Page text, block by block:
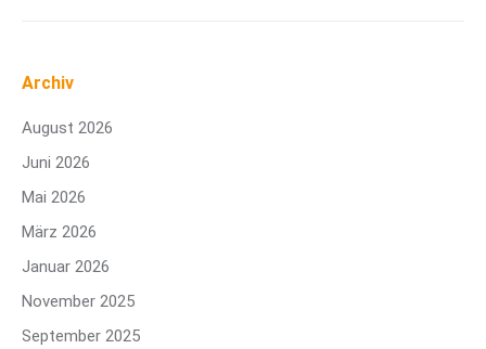
Archiv
August 2026
Juni 2026
Mai 2026
März 2026
Januar 2026
November 2025
September 2025